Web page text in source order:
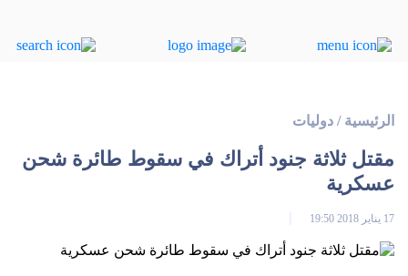
الرئيسية / دوليات
مقتل ثلاثة جنود أتراك في سقوط طائرة شحن
عسكرية
17 يناير 2018 19:50